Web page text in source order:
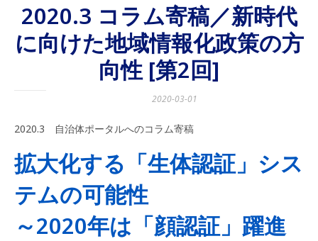
2020.3 コラム寄稿／新時代
に向けた地域情報化政策の方
向性 [第2回]
2020-03-01
2020.3 自治体ポータルへのコラム寄稿
拡大化する「生体認証」シス
テムの可能性
～2020年は「顔認証」躍進